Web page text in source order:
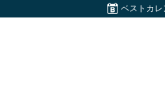
ベストカレ